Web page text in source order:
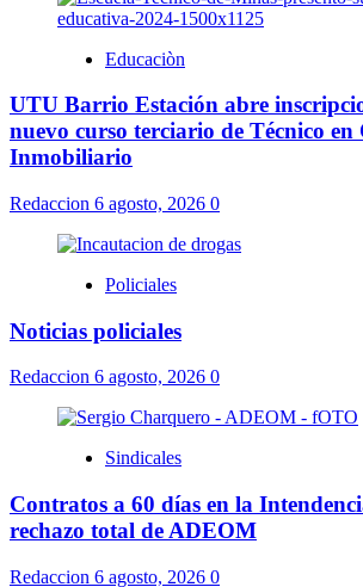
Educaciòn
UTU Barrio Estación abre
nuevo curso terciario de Técnico
Inmobiliario
Redaccion 6 agosto, 2026 0
Policiales
Noticias policiales
Redaccion 6 agosto, 2026 0
Sindicales
Contratos a 60 días en la
rechazo total de ADEOM
Redaccion 6 agosto, 2026 0